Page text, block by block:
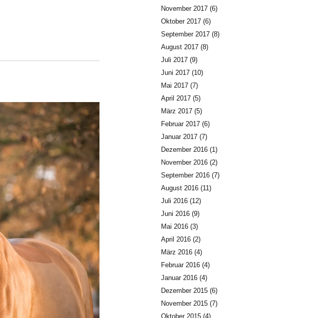
November 2017 (6)
Oktober 2017 (6)
September 2017 (8)
August 2017 (8)
Juli 2017 (9)
Juni 2017 (10)
Mai 2017 (7)
April 2017 (5)
März 2017 (5)
Februar 2017 (6)
Januar 2017 (7)
Dezember 2016 (1)
November 2016 (2)
September 2016 (7)
August 2016 (11)
Juli 2016 (12)
Juni 2016 (9)
Mai 2016 (3)
April 2016 (2)
März 2016 (4)
Februar 2016 (4)
Januar 2016 (4)
Dezember 2015 (6)
November 2015 (7)
Oktober 2015 (4)